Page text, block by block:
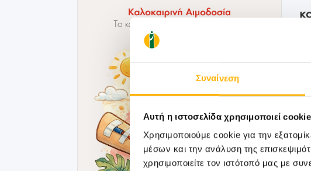
Συναίνεση
Αυτή η ιστοσελίδα χρησιμοποιεί
Χρησιμοποιούμε cookie για την
μέσων και την ανάλυση της
χρησιμοποιείτε τον ιστότοπό μας με